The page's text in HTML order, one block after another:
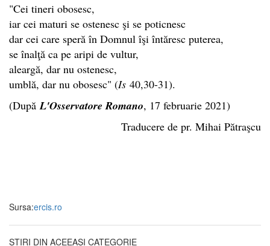
"Cei tineri obosesc,
iar cei maturi se ostenesc şi se poticnesc
dar cei care speră în Domnul îşi întăresc puterea,
se înalţă ca pe aripi de vultur,
aleargă, dar nu ostenesc,
umblă, dar nu obosesc" (Is 40,30-31).
(După L'Osservatore Romano, 17 februarie 2021)
Traducere de pr. Mihai Pătraşcu
Sursa:ercis.ro
ȘTIRI DIN ACEEAȘI CATEGORIE